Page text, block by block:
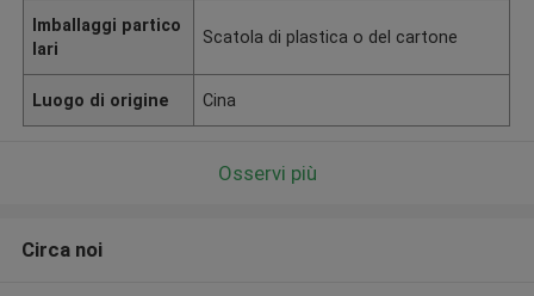
Imballaggi partico
lari
Scatola di plastica o del cartone
Luogo di origine Cina
Osservi più
Circa noi